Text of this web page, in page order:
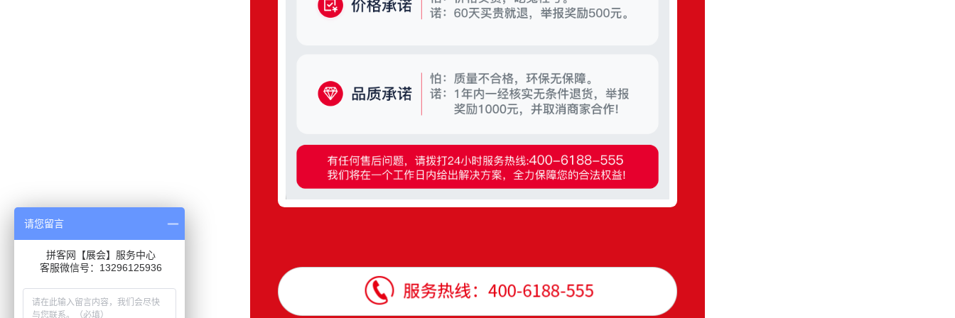
请您留言
拼客网【展会】服务中心
客服微信号：13296125936